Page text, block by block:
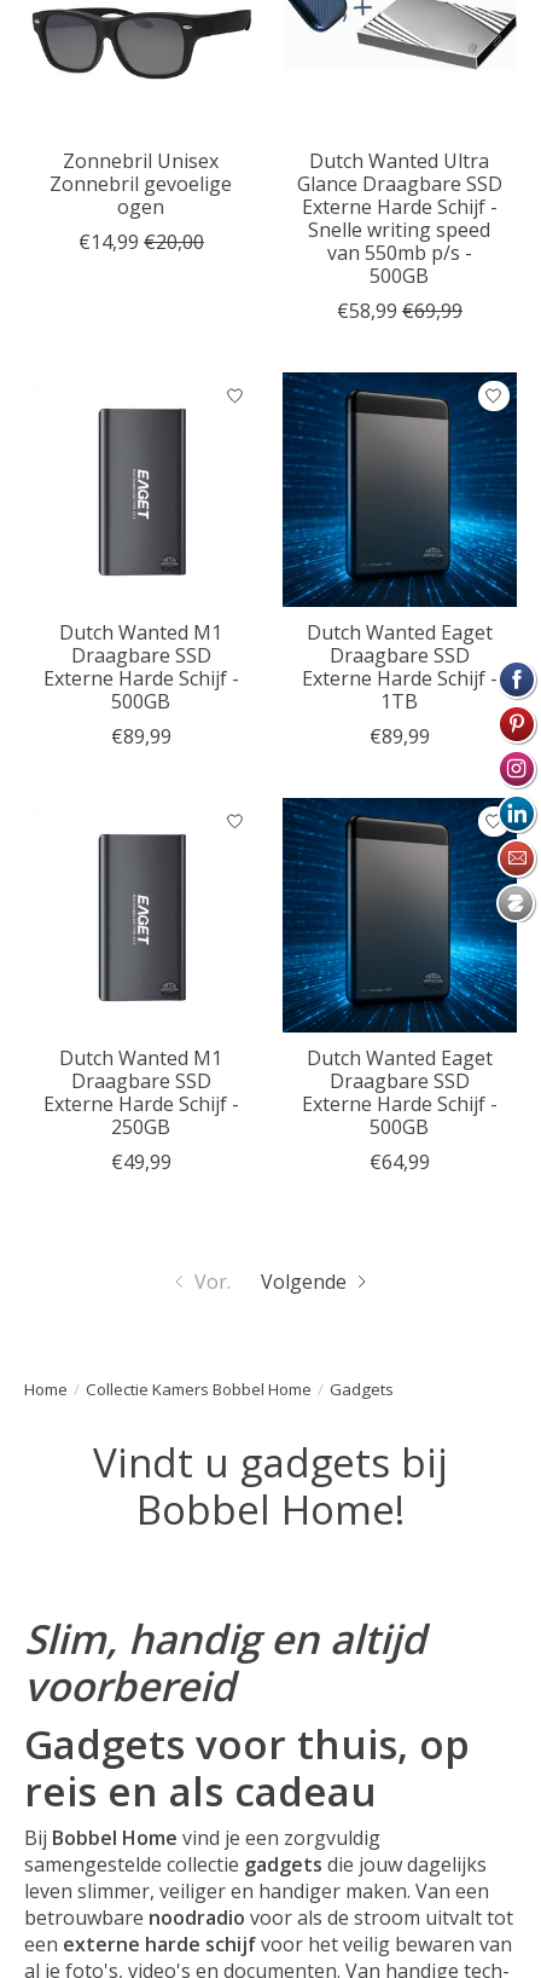
Home / Collectie Kamers Bobbel Home / Gadgets
Vindt u gadgets bij
Bobbel Home!
Slim, handig en altijd
voorbereid
Gadgets voor thuis, op
reis en als cadeau
Bij Bobbel Home vind je een zorgvuldig
samengestelde collectie gadgets die jouw dagelijks
leven slimmer, veiliger en handiger maken. Van een
betrouwbare noodradio voor als de stroom uitvalt tot
een externe harde schijfvoor het veilig bewaren van
al je foto's, video's en documenten. Van handige tech-
Zonnebril Unisex
Zonnebril gevoelige
ogen
€14,99 €20,00
Dutch Wanted Ultra
Glance Draagbare SSD
Externe Harde Schijf -
Snelle writing speed
van 550mb p/s -
500GB
€58,99 €69,99
Dutch Wanted M1
Draagbare SSD
Externe Harde Schijf -
500GB
€89,99
Dutch Wanted Eaget
Draagbare SSD
Externe Harde Schijf -
1TB
€89,99
Dutch Wanted M1
Draagbare SSD
Externe Harde Schijf -
250GB
€49,99
Dutch Wanted Eaget
Draagbare SSD
Externe Harde Schijf -
500GB
€64,99
Vor. Volgende